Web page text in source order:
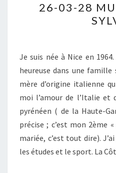
26-03-28
Je suis née à Nice en
heureuse dans une
mère d’origine italienne
moi l’amour de l’Italie
pyrénéen ( de la Haute-
précise ; c’est mon 2ème
mariée, c’est tout dire).
les études et le sport. La